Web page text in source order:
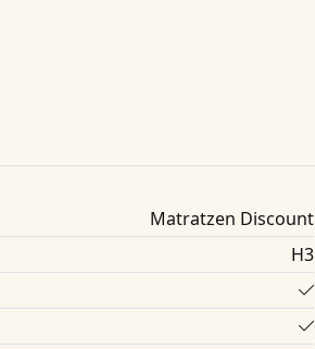
Matratzen Discount
H3